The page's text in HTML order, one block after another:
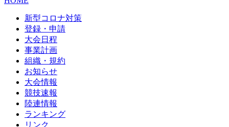
新型コロナ対策
登録・申請
大会日程
事業計画
組織・規約
お知らせ
大会情報
競技速報
陸連情報
ランキング
リンク